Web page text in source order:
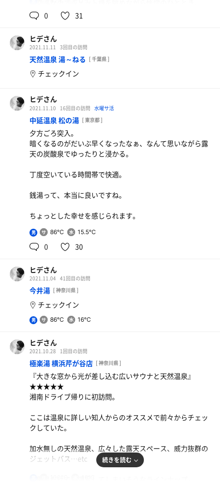
露天の炭酸泉も気持ちいい。
これで600円でお釣りが来るのだから、素晴らしいコス
パ。
良きサ活でした。
0 31
ヒデさん
2021.11.11 3回目の訪問
天然温泉 湯～ねる [ 千葉県 ]
チェックイン
ヒデさん
2021.11.10 16回目の訪問 水曜サ活
中延温泉 松の湯 [ 東京都 ]
夕方ごろ突入。
暗くなるのがだいぶ早くなったなぁ、なんて思いながら露
天の炭酸泉でゆったりと浸かる。
丁度空いている時間帯で快適。
銭湯って、本当に良いですね。
ちょっとした幸せを感じられます。
男 86℃ 15.5℃
0 30
ヒデさん
2021.11.04 41回目の訪問
今井湯 [ 神奈川県 ]
チェックイン
男 86℃ 16℃
ヒデさん
2021.10.28 1回目の訪問
極楽湯 横浜芹が谷店 [ 神奈川県 ]
『大きな窓から光が差し込む広いサウナと天然温泉』
★★★★★
湘南ドライブ帰りに初訪問。
ここは温泉に詳しい知人からのオススメで前々からチェッ
クしていた。
加水無しの天然温泉、広々した露天スペース、威力抜群の
ジェットバス…etc
続きを読む